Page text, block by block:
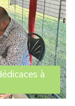
à
l’intervention